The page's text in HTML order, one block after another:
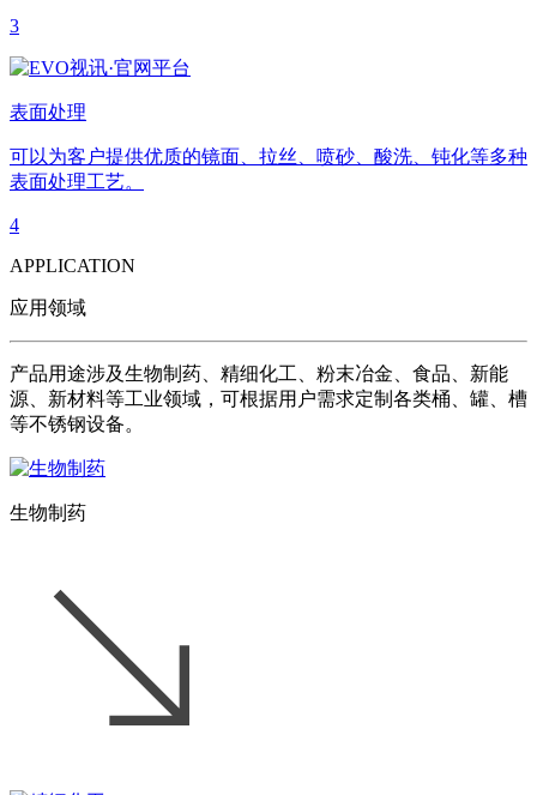
3
表面处理
可以为客户提供优质的镜面、拉丝、喷砂、酸洗、钝化等多种
表面处理工艺。
4
APPLICATION
应用领域
产品用途涉及生物制药、精细化工、粉末冶金、食品、新能
源、新材料等工业领域，可根据用户需求定制各类桶、罐、槽
等不锈钢设备。
生物制药